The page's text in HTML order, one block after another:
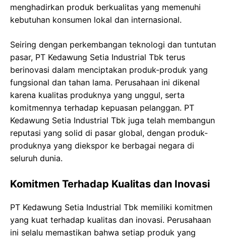
menghadirkan produk berkualitas yang memenuhi
kebutuhan konsumen lokal dan internasional.
Seiring dengan perkembangan teknologi dan tuntutan
pasar, PT Kedawung Setia Industrial Tbk terus
berinovasi dalam menciptakan produk-produk yang
fungsional dan tahan lama. Perusahaan ini dikenal
karena kualitas produknya yang unggul, serta
komitmennya terhadap kepuasan pelanggan. PT
Kedawung Setia Industrial Tbk juga telah membangun
reputasi yang solid di pasar global, dengan produk-
produknya yang diekspor ke berbagai negara di
seluruh dunia.
Komitmen Terhadap Kualitas dan Inovasi
PT Kedawung Setia Industrial Tbk memiliki komitmen
yang kuat terhadap kualitas dan inovasi. Perusahaan
ini selalu memastikan bahwa setiap produk yang